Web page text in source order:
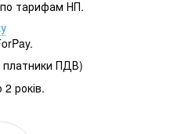
тарифам НП.
платники ПДВ)
років.